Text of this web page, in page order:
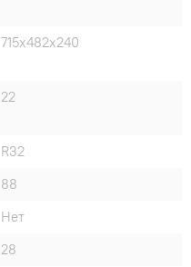
715x482x240
22
R32
88
Нет
28